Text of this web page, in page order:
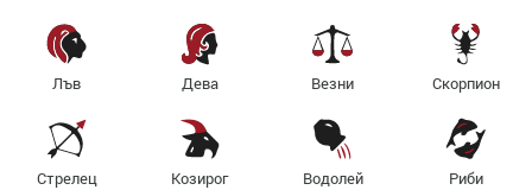
Лъв Дева Везни Скорпион
Стрелец Козирог Водолей Риби